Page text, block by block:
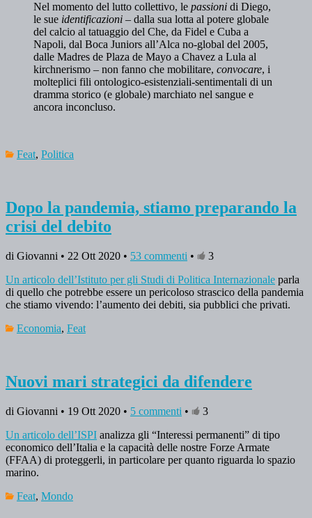
Nel momento del lutto collettivo, le passioni di Diego,
le sue identificazioni – dalla sua lotta al potere globale
del calcio al tatuaggio del Che, da Fidel e Cuba a
Napoli, dal Boca Juniors all’Alca no-global del 2005,
dalle Madres de Plaza de Mayo a Chavez a Lula al
kirchnerismo – non fanno che mobilitare, convocare, i
molteplici fili ontologico-esistenziali-sentimentali di un
dramma storico (e globale) marchiato nel sangue e
ancora inconcluso.
Feat, Politica
Dopo la pandemia, stiamo preparando la
crisi del debito
di Giovanni • 22 Ott 2020 • 53 commenti •
3
Un articolo dell’Istituto per gli Studi di Politica Internazionale parla
di quello che potrebbe essere un pericoloso strascico della pandemia
che stiamo vivendo: l’aumento dei debiti, sia pubblici che privati.
Economia, Feat
Nuovi mari strategici da difendere
di Giovanni • 19 Ott 2020 • 5 commenti •
3
Un articolo dell’ISPI analizza gli “Interessi permanenti” di tipo
economico dell’Italia e la capacità delle nostre Forze Armate
(FFAA) di proteggerli, in particolare per quanto riguarda lo spazio
marino.
Feat, Mondo